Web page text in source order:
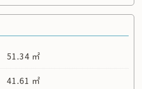
51.34 ㎡
41.61 ㎡